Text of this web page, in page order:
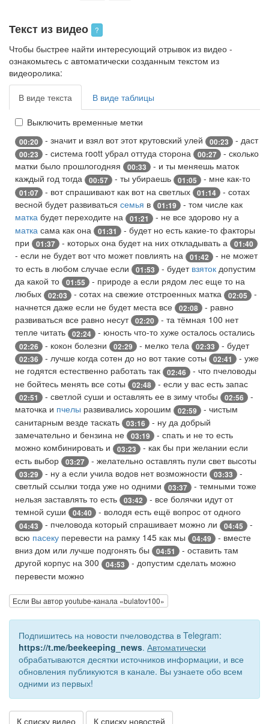
Текст из видео ?
Чтобы быстрее найти интересующий отрывок из видео -
ознакомьтесь с автоматически созданным текстом из
видеоролика:
В виде текста В виде таблицы
Выключить временные метки
00:20 - значит и взял вот этот крутовский улей 00:23 - даст
00:23 - система roott убрал оттуда сторона 00:27
- сколько
матки было прошлогодняя
00:33
- и ты меняешь маток
каждый год тогда
00:57 - ты убираешь 01:05 - мне как-то
01:07 - вот спрашивают как вот на светлых 01:14
- сотах
весной будет развиваться семья в 01:19
- том числе как
матка будет переходите на 01:21
- не все здорово ну а
матка сама как она 01:31
- будет но есть какие-то факторы
при
01:37 - которых она будет на них откладывать а 01:40
- если не будет вот что может повлиять на 01:42
- не может
то есть в любом случае если
01:53 - будет взяток допустим
да какой то
01:55
- природе а если рядом лес еще то на
любых
02:03 - сотах на свежие отстроенных матка 02:05
-
начнется даже если не будет места все
02:08
- равно
развиваться все равно несут 02:20
- та тёмная 100 нет
тепле читать
02:24 - юность что-то хуже осталось остались
02:26 - кокон болезни 02:29 - мелко тела 02:33 - будет
02:36 - лучше когда сотен до но вот такие соты 02:41
- уже
не годятся естественно работать так
02:46
- что пчеловоды
не бойтесь менять все соты
02:48 - если у вас есть запас
02:51 - светлой суши и оставлять ее в зиму чтобы 02:56
-
маточка и пчелы развивались хорошим 02:59
- чистым
санитарным везде таскать
03:16
- ну да добрый
замечательно и бензина не
03:19
- спать и не то есть
можно комбинировать и
03:23
- как бы при желании если
есть выбор
03:27 - желательно оставлять пули свет высоты
03:29 - ну а если учила водов нет возможности 03:33
-
светлый ссылки тогда уже но одними
03:37
- темными тоже
нельзя заставлять то есть
03:42
- все болячки идут от
темной суши
04:40 - володя есть ещё вопрос от одного
04:43 - пчеловода который спрашивает можно ли 04:45
-
всю пасеку перевести на рамку 145 как мы 04:49
- вместе
вниз дом или лучше подгонять бы
04:51
- оставить там
другой корпус на 300
04:53
- допустим сделать можно
перевести можно
Если Вы автор youtube-канала «bulatov100»
Подпишитесь на новости пчеловодства в Telegram:
https://t.me/beekeeping_news. Автоматически
обрабатываются десятки источников информации, и все
обновления публикуются в канале. Вы узнаете обо всем
одними из первых!
К списку видео К списку новостей